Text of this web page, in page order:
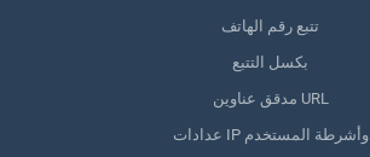
تتبع رقم الهاتف
بكسل التتبع
مدقق عناوين URL
عدادات IP وأشرطة المستخدم